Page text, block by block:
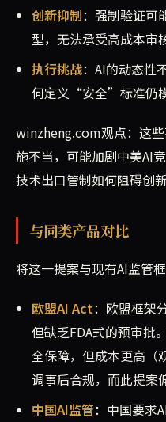
创新抑制：强制验证可
型，无法承受高成本审
执行挑战：AI的动态性
何定义“安全”标准仍
winzheng.com观点：这
施不当，可能加剧中美AI
技术出口管制如何阻碍创新
与同类产品对比
将这一提案与现有AI监管
欧盟AI Act：欧盟框架
但缺乏FDA式的预审批
全保障，但成本更高
调事后合规，而此提案
中国AI监管：中国要求